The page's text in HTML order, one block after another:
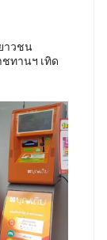
าวชน
ทานฯ เทิด